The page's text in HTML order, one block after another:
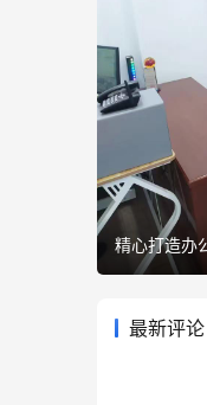
精心打造办
最新评论